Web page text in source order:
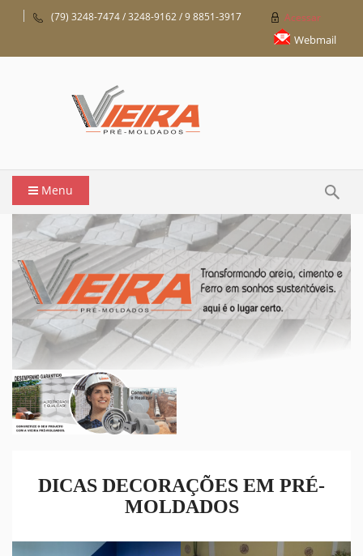
Acessar
(79) 3248-7474 / 3248-9162 / 9 8851-3917
Webmail
Menu
DICAS DECORAÇÕES EM PRÉ-
MOLDADOS